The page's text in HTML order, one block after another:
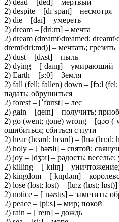
2) despite – [dɪˈspaɪt] – несмотря
2) die – [daɪ] – умереть
2) dream – [dri:m] – мечта
2) dream (dreamt\dreamed;
dremt\dri:md)] – мечтать; грезить
2) dust – [dʌst] – пыль
2) dying – [ˈdaɪɪŋ] – умирающий
2) Earth – [ɜ:θ] – Земля
2) fall (fell; fallen) down – [fɔ:l (fel;
падать; обрушиться
2) forest – [ˈfɒrɪst] – лес
2) gain – [ɡeɪn] – получить;
2) go (went; gone) wrong – [ɡəʊ
ошибиться; сбиться с пути
2) hear (heard; heard) – [hɪə
2) holy – [ˈhəʊlɪ] – святой;
2) joy – [dʒɔɪ] – радость; веселье;
2) killing – [ˈkɪlɪŋ] –
2) kingdom – [ˈkɪŋdəm] –
2) lose (lost; lost) – [lu:z (lɒst; lɒst)]
2) notice – [ˈnəʊtɪs] – заметить;
2) peace – [pi:s] – мир; покой
2) rain – [ˈreɪn] – дождь